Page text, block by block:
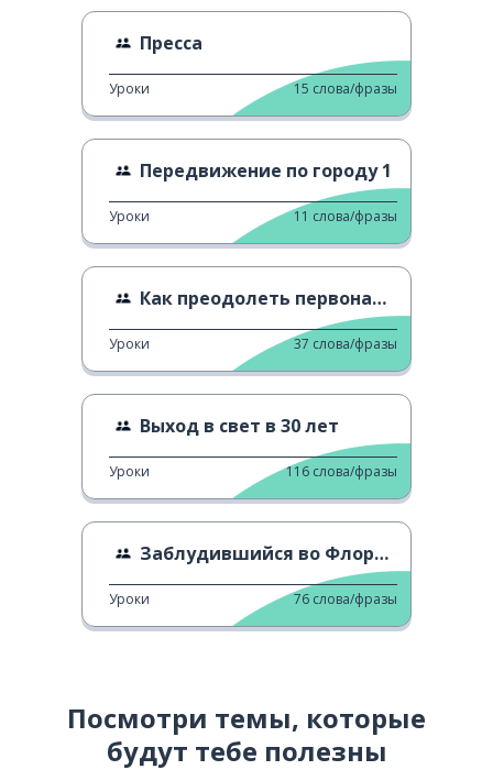
Пресса
Уроки 15 слова/фразы
Передвижение по городу 1
Уроки 11 слова/фразы
Как преодолеть первоначальное недоверие
Уроки 37 слова/фразы
Выход в свет в 30 лет
Уроки 116 слова/фразы
Заблудившийся во Флоренции
Уроки 76 слова/фразы
Посмотри темы, которые
будут тебе полезны